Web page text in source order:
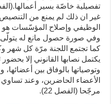
تفصيلية خاصّة بسير
غير ان ذلك لم يمنع من
الوظيفي وإصلاح المؤسّسات هو
وفي صورة حصول مانع له يتولّى
كما تجتمع اللجنة مرّة كل شهر
يكتمل نصابها القانوني إلا
وتوصياتها بالوفاق بين
الأعضاء الحاضرين، وعند
مرجّحا (الفصل 22).